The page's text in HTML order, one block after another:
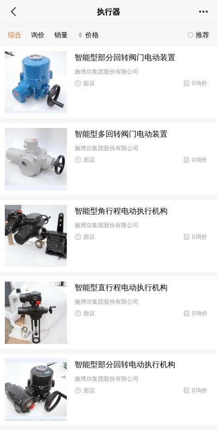
执行器
推荐
综合 询价 销量 价格
智能型部分回转阀门电动装置
施博尔集团股份有限公司
0询价
面议
智能型多回转阀门电动装置
施博尔集团股份有限公司
0询价
面议
智能型角行程电动执行机构
施博尔集团股份有限公司
0询价
面议
智能型直行程电动执行机构
施博尔集团股份有限公司
0询价
面议
智能型部分回转电动执行机构
施博尔集团股份有限公司
0询价
面议